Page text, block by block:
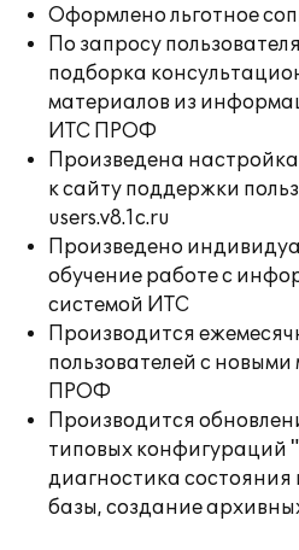
Оформлено льготное
По запросу
подборка
материалов из
ИТС ПРОФ
Произведена
к сайту поддержки
users.v8.1c.ru
Произведено
обучение работе с
системой ИТС
Производится
пользователей с
ПРОФ
Производится
типовых конфигураций
диагностика
базы, создание